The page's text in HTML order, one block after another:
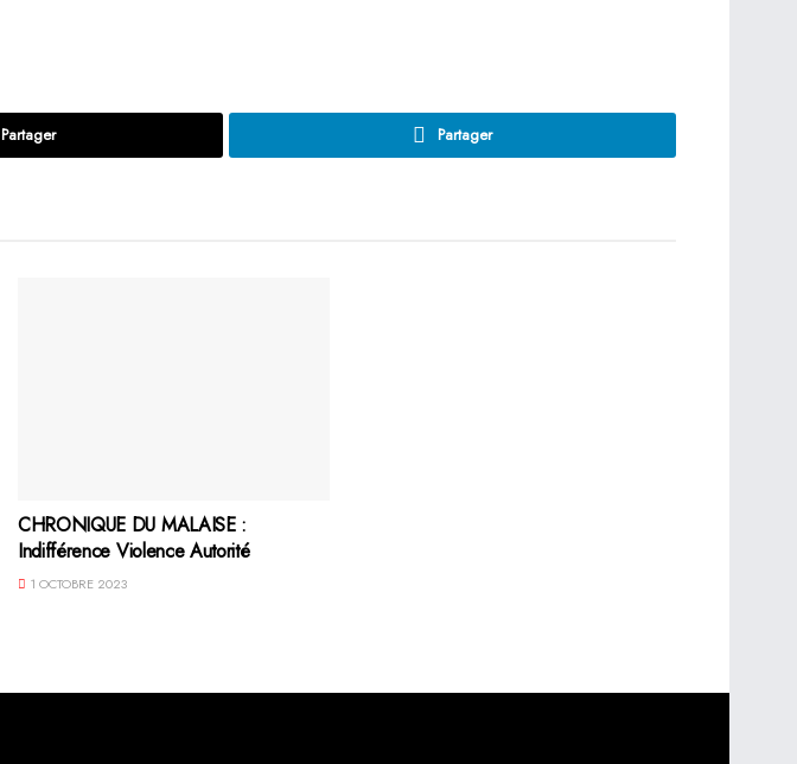
Partager Partager
CHRONIQUE DU MALAISE :
Indifférence Violence Autorité
1 OCTOBRE 2023